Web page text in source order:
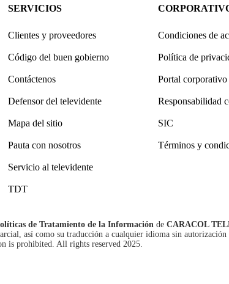
SERVICIOS
Clientes y proveedores
Código del buen gobierno
Contáctenos
Defensor del televidente
Mapa del sitio
Pauta con nosotros
Servicio al televidente
TDT
Condiciones de
Política de
Portal corporativo
Responsabilidad
SIC
Términos y
de Tratamiento de la Información de CARACOL
así como su traducción a cualquier idioma sin autorización
is prohibited. All rights reserved 2025.